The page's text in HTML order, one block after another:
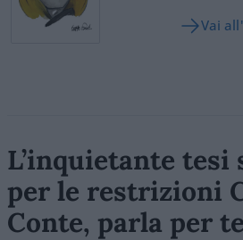
Vai
L’inquietante tesi
per le restrizioni
Conte, parla per te